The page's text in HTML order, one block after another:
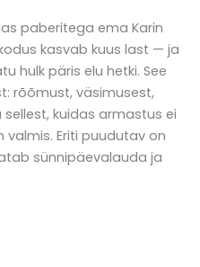
paberitega ema Karin
kasvab kuus last — ja
hulk päris elu hetki. See
rõõmust, väsimusest,
kuidas armastus ei
valmis. Eriti puudutav on
sünnipäevalauda ja